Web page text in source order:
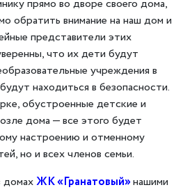
прямо во дворе своего дома,
обратить внимание на наш дом и
представители этих
что их дети будут
учреждения в
находиться в безопасности.
обустроенные детские и
дома — все этого будет
настроению и отменному
но и всех членов семьи.
домахЖК «Гранатовый»нашими